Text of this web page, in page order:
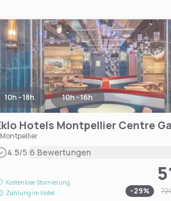
10h - 18h 10h - 16h
Montpellier
4.5/5|6 Bewertungen
Kostenlose Stornierung
Zahlung im Hotel
-29% 72